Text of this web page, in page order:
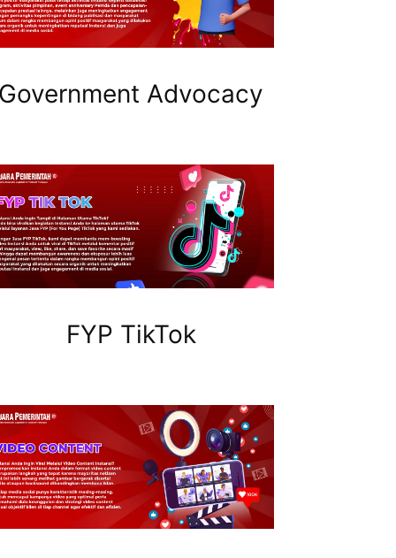
Advocacy
FYP TikTok